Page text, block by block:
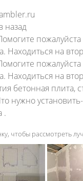
назад
Находиться на
Находиться на
бетонная плита,
нужно
.
чтобы рассмотреть